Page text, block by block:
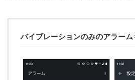
バイブレーションのみのアラー